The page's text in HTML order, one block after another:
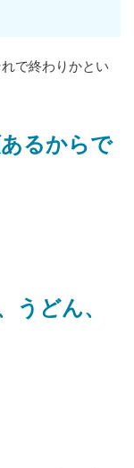
で終わりかとい
るからで
うどん、